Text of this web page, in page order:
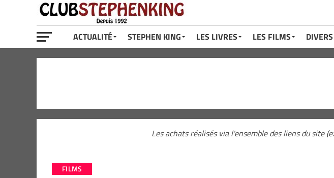
ACTUALITÉ STEPHEN KING LES LIVRES LES FILMS DIVERS
Les achats réalisés via l'ensemble des liens du site
FILMS